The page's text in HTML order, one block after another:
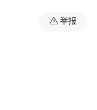
举报